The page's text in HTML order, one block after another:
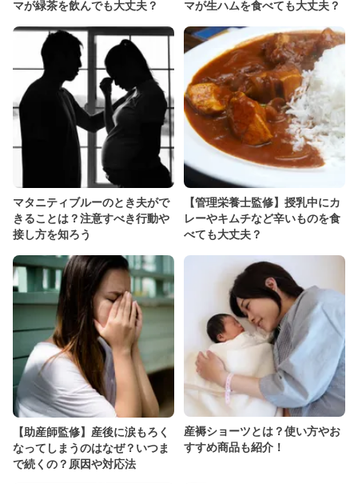
マが緑茶を飲んでも大丈夫？ マが生ハムを食べても大丈夫？
マタニティブルーのとき夫がで
きることは？注意すべき行動や
接し方を知ろう
【管理栄養士監修】授乳中にカ
レーやキムチなど辛いものを食
べても大丈夫？
【助産師監修】産後に涙もろく
なってしまうのはなぜ？いつま
で続くの？原因や対応法
産褥ショーツとは？使い方やお
すすめ商品も紹介！